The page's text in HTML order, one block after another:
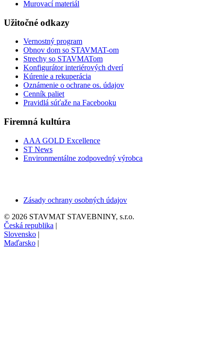
Murovací materiál
Užitočné odkazy
Vernostný program
Obnov dom so STAVMAT-om
Strechy so STAVMATom
Konfigurátor interiérových dverí
Kúrenie a rekuperácia
Oznámenie o ochrane os. údajov
Cenník paliet
Pravidlá súťaže na Facebooku
Firemná kultúra
AAA GOLD Excellence
ST News
Environmentálne zodpovedný výrobca
Zásady ochrany osobných údajov
© 2026 STAVMAT STAVEBNINY, s.r.o.
Česká republika |
Slovensko |
Maďarsko |